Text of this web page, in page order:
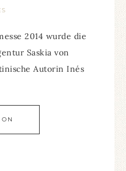
2014 wurde die
Saskia von
Autorin Inés